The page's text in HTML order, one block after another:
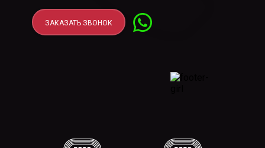
ЗАКАЗАТЬ ЗВОНОК